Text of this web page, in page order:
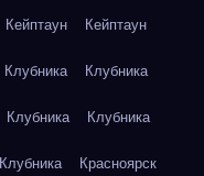
Кейптаун Кейптаун
Клубника Клубника
Клубника Клубника
Клубника Красноярск